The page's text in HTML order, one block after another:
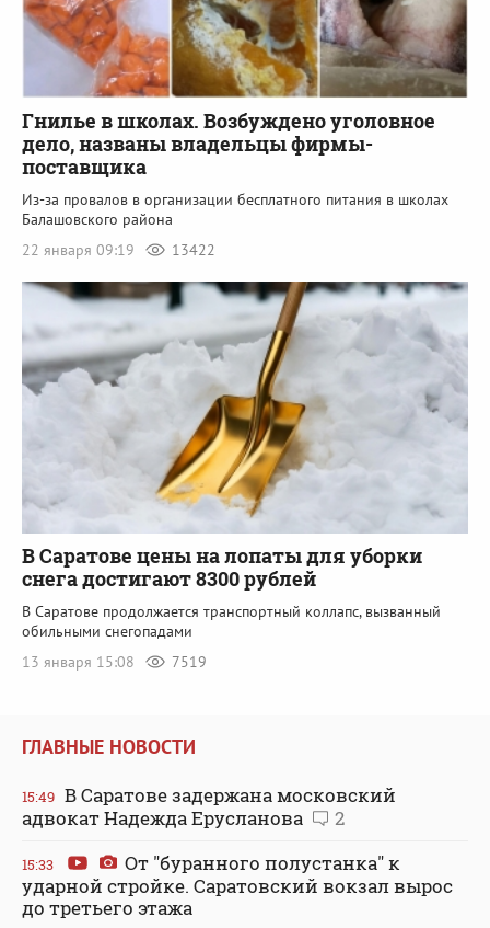
Гнилье в школах. Возбуждено уголовное
дело, названы владельцы фирмы-
поставщика
Из-за провалов в организации бесплатного питания в школах
Балашовского района
22 января 09:19
13422
В Саратове цены на лопаты для уборки
снега достигают 8300 рублей
В Саратове продолжается транспортный коллапс, вызванный
обильными снегопадами
13 января 15:08
7519
ГЛАВНЫЕ НОВОСТИ
15:49 В Саратове задержана московский
адвокат Надежда Ерусланова
2
15:33
От "буранного полустанка" к
ударной стройке. Саратовский вокзал вырос
до третьего этажа